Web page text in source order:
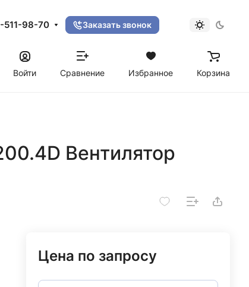
98-70 Заказать звонок
Войти
Сравнение Избранное Корзина
Вентилятор
Цена по запросу